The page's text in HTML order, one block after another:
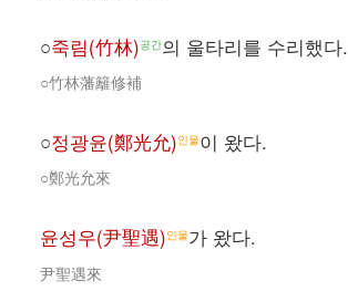
○죽림(竹林)공간의 울타리를 수리했다.
○竹林藩籬修補
○정광윤(鄭光允)인물이 왔다.
○鄭光允來
윤성우(尹聖遇)인물가 왔다.
尹聖遇來